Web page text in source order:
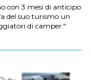
con 3 mesi di anticipo
del suo turismo un
di camper."